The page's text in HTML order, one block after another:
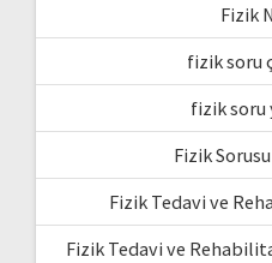
Fizik
fizik soru
fizik soru
Fizik
Fizik Tedavi ve
Fizik Tedavi ve